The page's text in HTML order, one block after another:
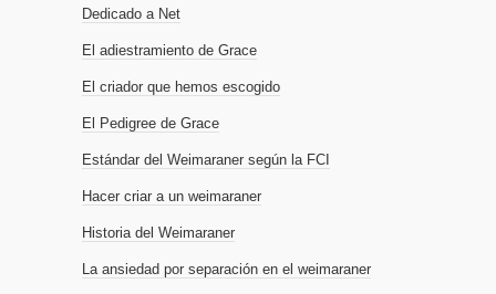
Dedicado a Net
El adiestramiento de Grace
El criador que hemos escogido
El Pedigree de Grace
Estándar del Weimaraner según la FCI
Hacer criar a un weimaraner
Historia del Weimaraner
La ansiedad por separación en el weimaraner